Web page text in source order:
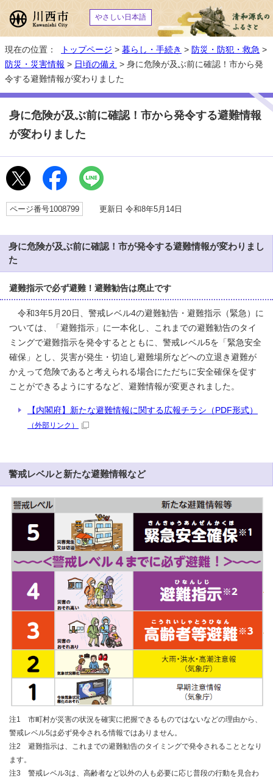
やさしい日本語
現在の位置： トップページ > 暮らし・手続き > 防災・防犯・救急 >
防災・災害情報 > 日頃の備え > 身に危険が及ぶ前に確認！市から発
令する避難情報が変わりました
身に危険が及ぶ前に確認！市から発令する避難情報
が変わりました
ページ番号1008799 更新日 令和8年5月14日
身に危険が及ぶ前に確認！市が発令する避難情報が変わりまし
た
避難指示で必ず避難！避難勧告は廃止です
令和3年5月20日、警戒レベル4の避難勧告・避難指示（緊急）に
ついては、「避難指示」に一本化し、これまでの避難勧告のタイ
ミングで避難指示を発令するとともに、警戒レベル5を「緊急安全
確保」とし、災害が発生・切迫し避難場所などへの立退き避難が
かえって危険であると考えられる場合にただちに安全確保を促す
ことができるようにするなど、避難情報が変更されました。
【内閣府】新たな避難情報に関する広報チラシ（PDF形式）
（外部リンク）
警戒レベルと新たな避難情報など
注1 市町村が災害の状況を確実に把握できるものではないなどの理由から、
警戒レベル5は必ず発令される情報ではありません。
注2 避難指示は、これまでの避難勧告のタイミングで発令されることとなり
ます。
注3 警戒レベル3は、高齢者など以外の人も必要に応じ普段の行動を見合わ